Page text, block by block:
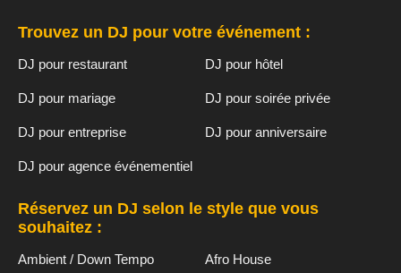
Trouvez un DJ pour votre événement :
DJ pour restaurant DJ pour hôtel
DJ pour mariage DJ pour soirée privée
DJ pour entreprise DJ pour anniversaire
DJ pour agence événementiel
Réservez un DJ selon le style que vous
souhaitez :
Ambient / Down Tempo Afro House